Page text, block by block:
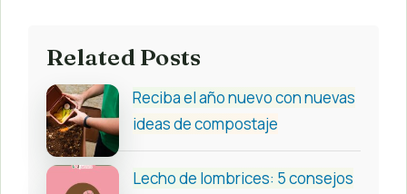
Related Posts
Reciba el año nuevo con nuevas
ideas de compostaje
Lecho de lombrices: 5 consejos